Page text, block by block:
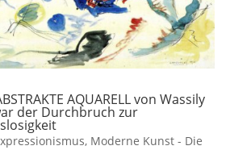
AQUARELL von Wassily
der Durchbruch zur
, Moderne Kunst - Die